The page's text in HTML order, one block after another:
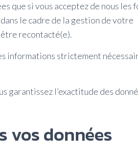
que si vous acceptez de nous les
le cadre de la gestion de votre
être recontacté(e).
informations strictement
garantissez l’exactitude des
vos données